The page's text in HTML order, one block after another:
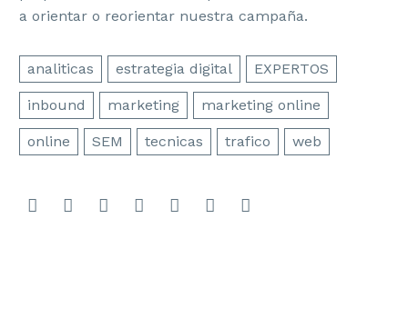
a orientar o reorientar nuestra campaña.
analiticas estrategia digital EXPERTOS
inbound marketing marketing online
online SEM tecnicas trafico web